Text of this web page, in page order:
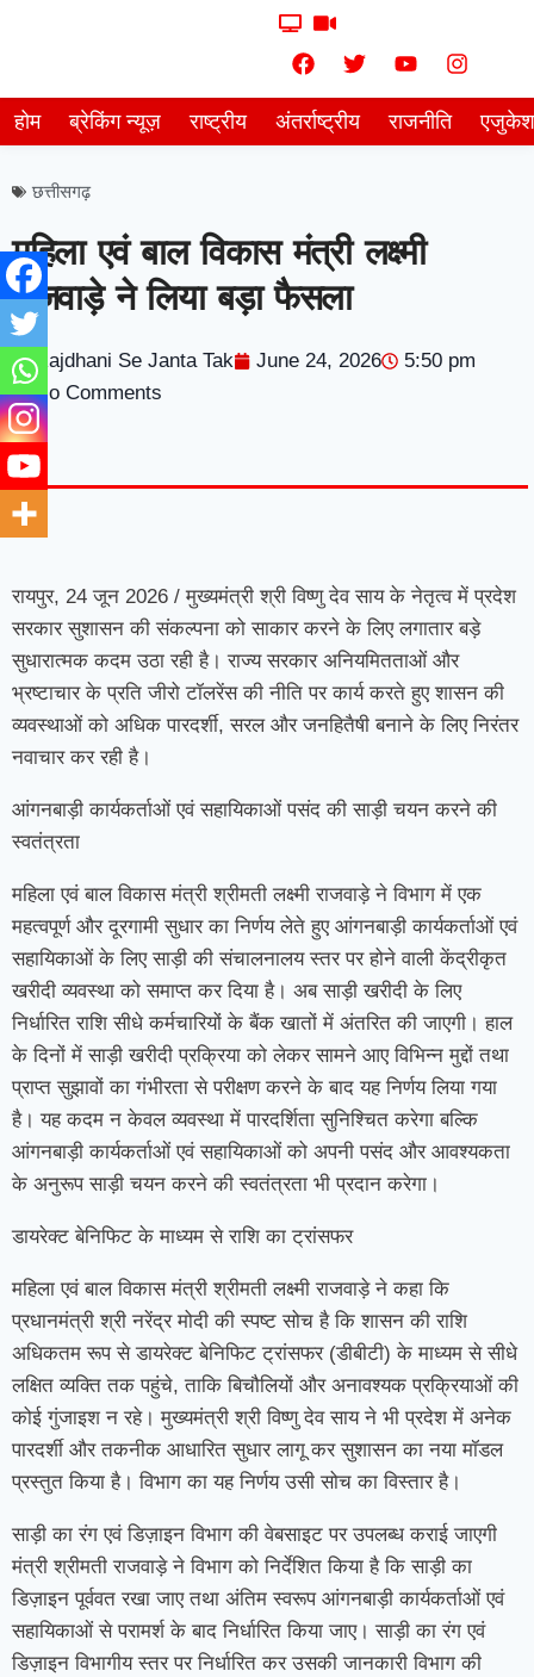
होम ब्रेकिंग न्यूज़ राष्ट्रीय अंतर्राष्ट्रीय राजनीति
छत्तीसगढ़
महिला एवं बाल विकास मंत्री लक्ष्मी
राजवाड़े ने लिया बड़ा फैसला
Rajdhani Se Janta Tak June 24, 2026
5:50 pm
No Comments
रायपुर, 24 जून 2026 / मुख्यमंत्री श्री विष्णु देव साय के नेतृत्व में प्रदेश
सरकार सुशासन की संकल्पना को साकार करने के लिए लगातार बड़े
सुधारात्मक कदम उठा रही है। राज्य सरकार अनियमितताओं और
भ्रष्टाचार के प्रति जीरो टॉलरेंस की नीति पर कार्य करते हुए शासन की
व्यवस्थाओं को अधिक पारदर्शी, सरल और जनहितैषी बनाने के लिए निरंतर
नवाचार कर रही है।
आंगनबाड़ी कार्यकर्ताओं एवं सहायिकाओं पसंद की साड़ी चयन करने की
स्वतंत्रता
महिला एवं बाल विकास मंत्री श्रीमती लक्ष्मी राजवाड़े ने विभाग में एक
महत्वपूर्ण और दूरगामी सुधार का निर्णय लेते हुए आंगनबाड़ी कार्यकर्ताओं एवं
सहायिकाओं के लिए साड़ी की संचालनालय स्तर पर होने वाली केंद्रीकृत
खरीदी व्यवस्था को समाप्त कर दिया है। अब साड़ी खरीदी के लिए
निर्धारित राशि सीधे कर्मचारियों के बैंक खातों में अंतरित की जाएगी। हाल
के दिनों में साड़ी खरीदी प्रक्रिया को लेकर सामने आए विभिन्न मुद्दों तथा
प्राप्त सुझावों का गंभीरता से परीक्षण करने के बाद यह निर्णय लिया गया
है। यह कदम न केवल व्यवस्था में पारदर्शिता सुनिश्चित करेगा बल्कि
आंगनबाड़ी कार्यकर्ताओं एवं सहायिकाओं को अपनी पसंद और आवश्यकता
के अनुरूप साड़ी चयन करने की स्वतंत्रता भी प्रदान करेगा।
डायरेक्ट बेनिफिट के माध्यम से राशि का ट्रांसफर
महिला एवं बाल विकास मंत्री श्रीमती लक्ष्मी राजवाड़े ने कहा कि
प्रधानमंत्री श्री नरेंद्र मोदी की स्पष्ट सोच है कि शासन की राशि
अधिकतम रूप से डायरेक्ट बेनिफिट ट्रांसफर (डीबीटी) के माध्यम से सीधे
लक्षित व्यक्ति तक पहुंचे, ताकि बिचौलियों और अनावश्यक प्रक्रियाओं की
कोई गुंजाइश न रहे। मुख्यमंत्री श्री विष्णु देव साय ने भी प्रदेश में अनेक
पारदर्शी और तकनीक आधारित सुधार लागू कर सुशासन का नया मॉडल
प्रस्तुत किया है। विभाग का यह निर्णय उसी सोच का विस्तार है।
साड़ी का रंग एवं डिज़ाइन विभाग की वेबसाइट पर उपलब्ध कराई जाएगी
मंत्री श्रीमती राजवाड़े ने विभाग को निर्देशित किया है कि साड़ी का
डिज़ाइन पूर्ववत रखा जाए तथा अंतिम स्वरूप आंगनबाड़ी कार्यकर्ताओं एवं
सहायिकाओं से परामर्श के बाद निर्धारित किया जाए। साड़ी का रंग एवं
डिज़ाइन विभागीय स्तर पर निर्धारित कर उसकी जानकारी विभाग की